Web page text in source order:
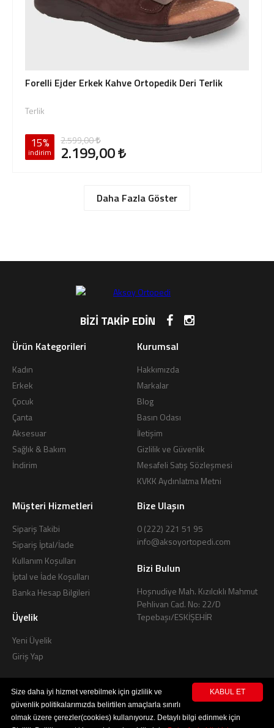
Forelli Ejder Erkek Kahve Ortopedik Deri Terlik
Terlik
15%
indirim
2.599,00
2.199,00
Daha Fazla Göster
BİZİ TAKİP EDİN
Ürün Kategorileri
Kadın
Erkek
Çocuk
Çanta
Aksesuar
Sağlık & Bakım
İndirim
Kurumsal
Hakkımızda
Markalar
Blog
Basın Odası
İletişim
Gizlilik ve Güvenlik
Mesafeli Satış Sözleşmesi
KVKK Aydınlatma Metni
Müşteri Hizmetleri
Sipariş Takibi
Sipariş İptal/İade
Kullanım Koşulları
İptal ve İade Koşulları
Banka Hesap Bilgileri
Üyelik
Yeni Üyelik
Giriş Yap
Bize Ulaşın
0 (222) 221 51 95
info@aksoyortopedi.com
Bizi Bulun
Hoşnudiye Mah. Kızılcıklı Mahmut
Pehlivan Cad. No: 22/D
Tepebaşı/ESKİŞEHİR
© 2026 Aksoy Ortopedi.Tüm hakları saklıdır.
KABUL ET
Size daha iyi hizmet verebilmek için gizlilik ve
güvenlik politikalarımızda belirtilen amaçlarla sınırlı
olmak üzere çerezler(cookies) kullanıyoruz. Detaylı bilgi edinmek için